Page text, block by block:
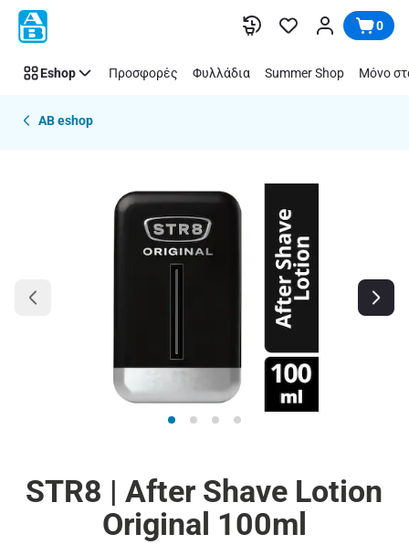
Παράλειψη 0
Eshop Προσφορές Φυλλάδια Summer Shop Μόνο
AB eshop
STR8 | After Shave Lotion
Original 100ml